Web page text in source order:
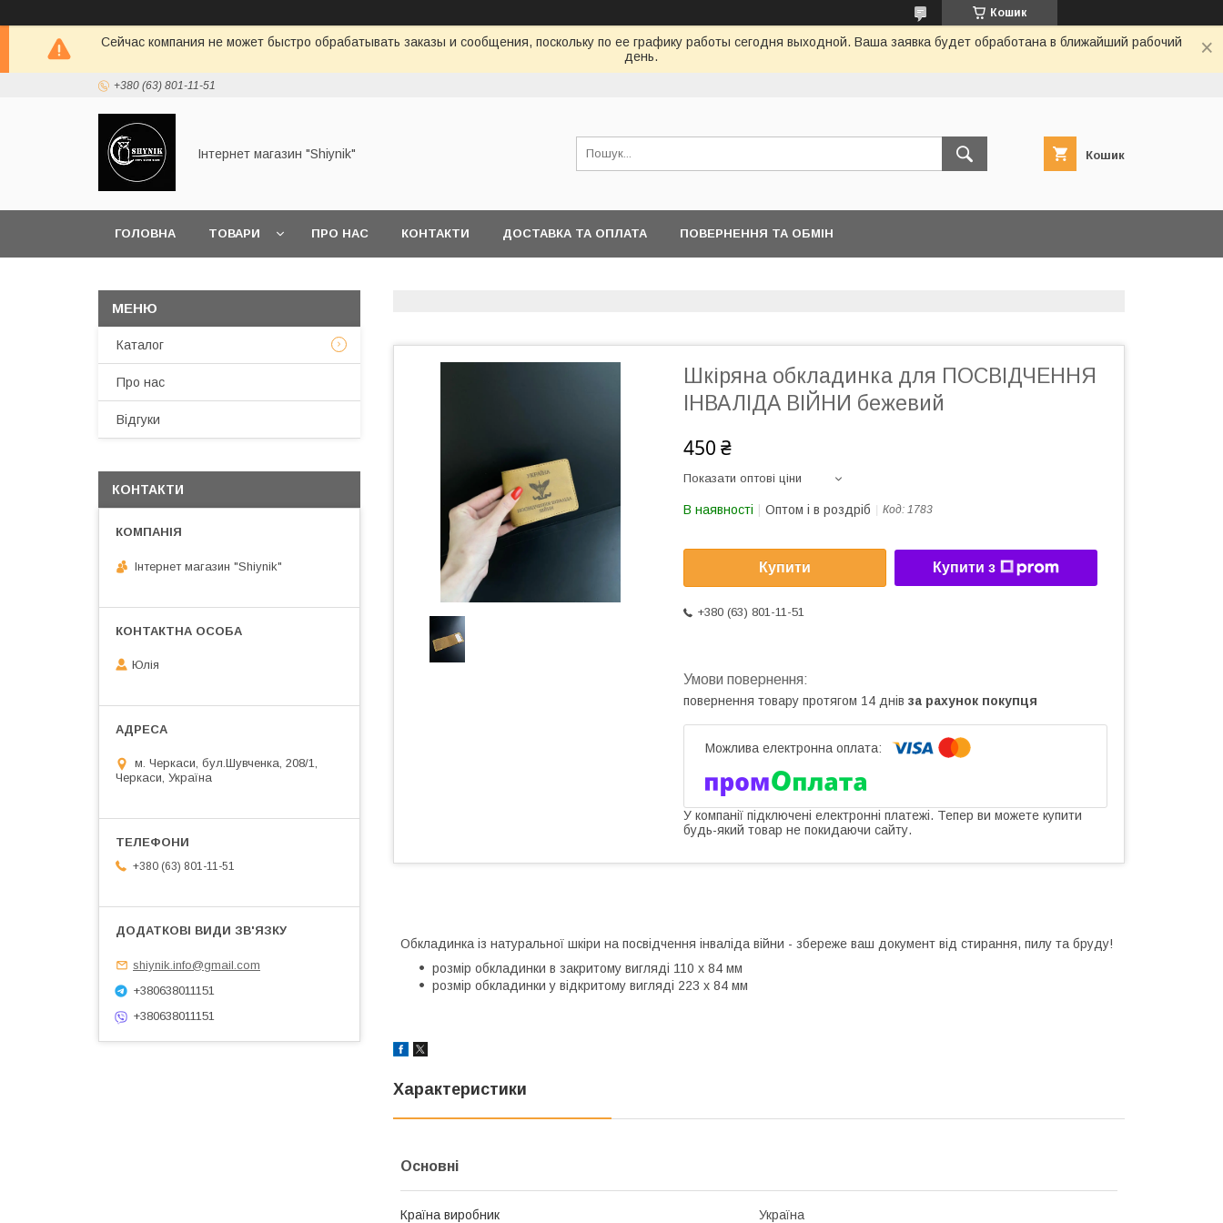
Кошик
Сейчас компания не может быстро обрабатывать заказы и сообщения, поскольку по ее графику работы сегодня выходной. Ваша заявка будет обработана в ближайший рабочий
день.
+380 (63) 801-11-51
Інтернет магазин "Shiynik" Кошик
ГОЛОВНА ТОВАРИ ПРО НАС КОНТАКТИ ДОСТАВКА ТА ОПЛАТА ПОВЕРНЕННЯ ТА ОБМІН
Шкіряна обкладинка для ПОСВІДЧЕННЯ
ІНВАЛІДА ВІЙНИ бежевий
450 ₴
Показати оптові ціни
В наявності Оптом і в роздріб Код: 1783
Купити Купити з
+380 (63) 801-11-51
повернення товару протягом 14 днів за рахунок покупця
У компанії підключені електронні платежі. Тепер ви можете купити
будь-який товар не покидаючи сайту.
Обкладинка із натуральної шкіри на посвідчення інваліда війни - збереже ваш документ від стирання, пилу та бруду!
розмір обкладинки в закритому вигляді 110 х 84 мм
розмір обкладинки у відкритому вигляді 223 х 84 мм
Характеристики
Основні
Країна виробник Україна
Каталог
Про нас
Відгуки
КОНТАКТИ
Інтернет магазин "Shiynik"
Юлія
м. Черкаси, бул.Шувченка, 208/1,
Черкаси, Україна
+380 (63) 801-11-51
shiynik.info@gmail.com
+380638011151
+380638011151